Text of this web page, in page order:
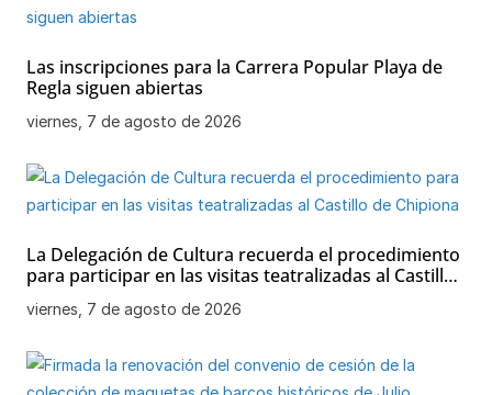
Las inscripciones para la Carrera Popular Playa de
Regla siguen abiertas
viernes, 7 de agosto de 2026
La Delegación de Cultura recuerda el procedimiento
para participar en las visitas teatralizadas al Castillo
de Chipiona
viernes, 7 de agosto de 2026